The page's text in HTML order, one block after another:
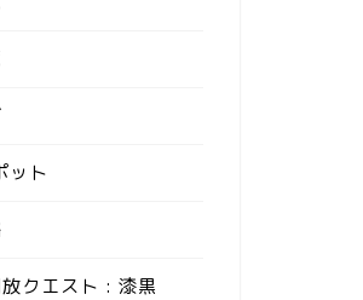
ット
クエスト : 漆黒